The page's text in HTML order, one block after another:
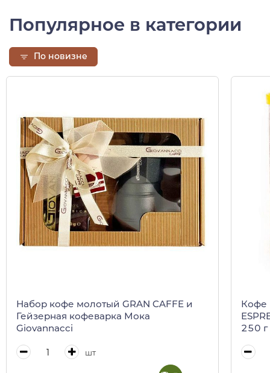
Популярное в категории
По новизне
Набор кофе молотый GRAN CAFFE и
Гейзерная кофеварка Мока
Giovannacci
шт
Кофе
250